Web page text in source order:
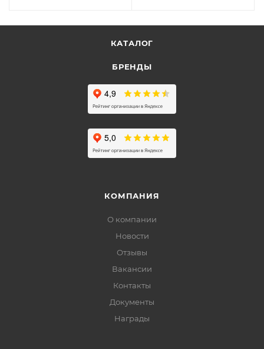
КАТАЛОГ
БРЕНДЫ
КОМПАНИЯ
О компании
Новости
Отзывы
Вакансии
Контакты
Документы
Награды